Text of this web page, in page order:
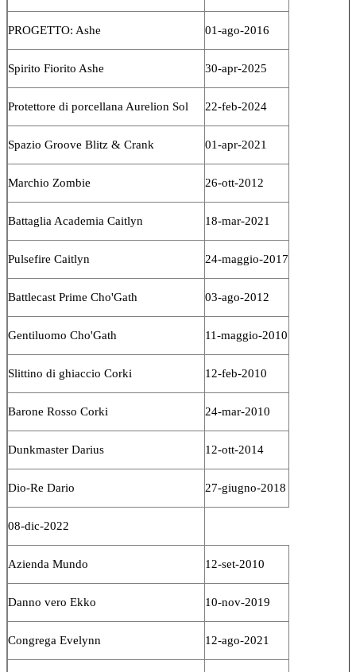
PROGETTO: Ashe 01-ago-2016
Spirito Fiorito Ashe 30-apr-2025
Protettore di porcellana Aurelion Sol 22-feb-2024
Spazio Groove Blitz & Crank 01-apr-2021
Marchio Zombie 26-ott-2012
Battaglia Academia Caitlyn 18-mar-2021
Pulsefire Caitlyn 24-maggio-2017
Battlecast Prime Cho'Gath 03-ago-2012
Gentiluomo Cho'Gath 11-maggio-2010
Slittino di ghiaccio Corki 12-feb-2010
Barone Rosso Corki 24-mar-2010
Dunkmaster Darius 12-ott-2014
Dio-Re Dario 27-giugno-2018
08-dic-2022
Azienda Mundo 12-set-2010
Danno vero Ekko 10-nov-2019
Congrega Evelynn 12-ago-2021